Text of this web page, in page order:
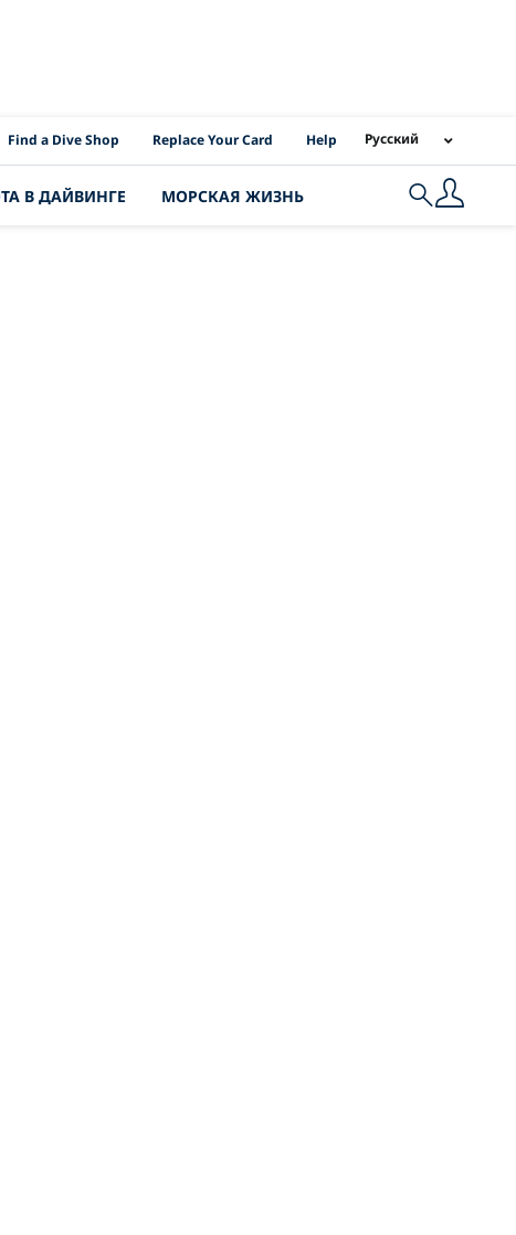
PADI Location Links
Find a Dive Shop Replace Your Card Help Русский
В ДАЙВИНГЕ МОРСКАЯ ЖИЗНЬ Search